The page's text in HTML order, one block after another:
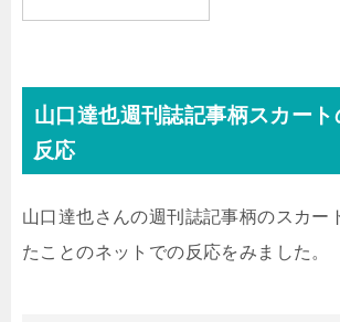
山口達也週刊誌記事柄スカー
反応
山口達也さんの週刊誌記事柄のスカー
たことのネットでの反応をみました。